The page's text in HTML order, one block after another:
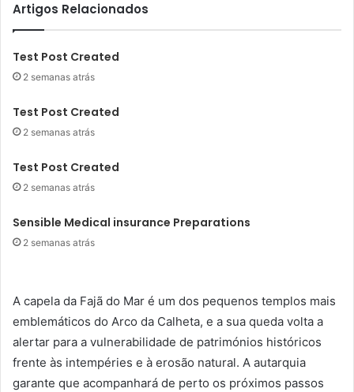
Artigos Relacionados
Test Post Created
2 semanas atrás
Test Post Created
2 semanas atrás
Test Post Created
2 semanas atrás
Sensible Medical insurance Preparations
2 semanas atrás
A capela da Fajã do Mar é um dos pequenos templos mais
emblemáticos do Arco da Calheta, e a sua queda volta a
alertar para a vulnerabilidade de patrimónios históricos
frente às intempéries e à erosão natural. A autarquia
garante que acompanhará de perto os próximos passos